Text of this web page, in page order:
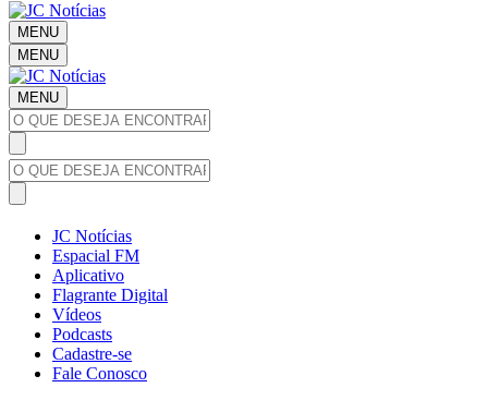
MENU
MENU
MENU
JC Notícias
Espacial FM
Aplicativo
Flagrante Digital
Vídeos
Podcasts
Cadastre-se
Fale Conosco